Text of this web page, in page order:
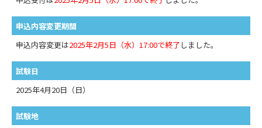
申込内容変更期間
申込内容変更は2025年2月5日（水）17:00で終了 しました。
試験日
2025年4月20日（日）
試験地